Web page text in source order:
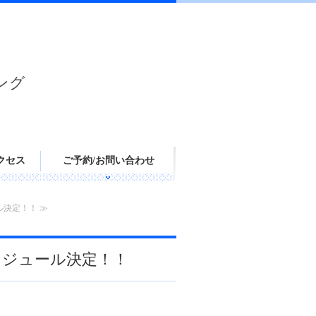
グ
セス ご予約/お問い合わせ
決定！！ ≫
ュール決定！！